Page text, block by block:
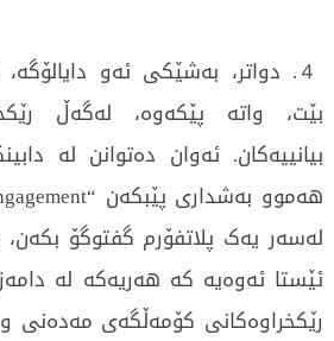
４. دواتر، بەشێکی ئەو
بێت، واتە پێکەوە، لەگەڵ
بیانییەکان. ئەوان دەتوانن لە
لەسەر یەک پلاتفۆرم گفتوگۆ
ئێستا ئەوەیە کە هەریەکە لە
رێکخراوەکانی کۆمەڵگەی مەدەنی و